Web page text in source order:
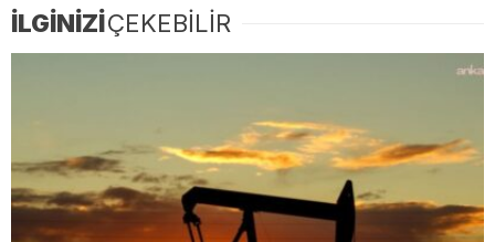
İLGİNİZİÇEKEBİLİR